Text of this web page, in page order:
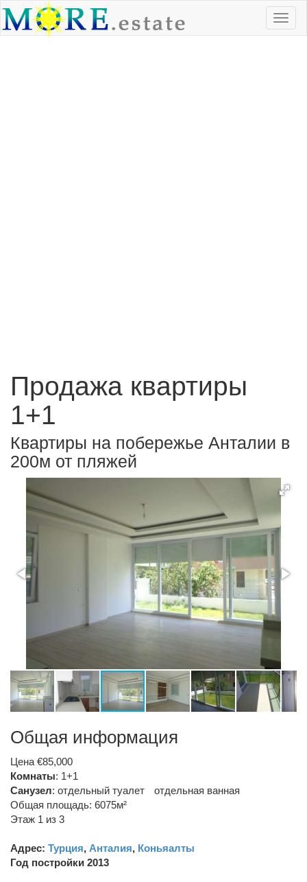
Продажа квартиры
1+1
Квартиры на побережье Анталии в
200м от пляжей
Общая информация
Цена €85,000
Комнаты: 1+1
Санузел: отдельный туалет
отдельная ванная
Общая площадь: 6075м²
Этаж 1 из 3
Адрес: Турция, Анталия, Коньяалты
Год постройки 2013